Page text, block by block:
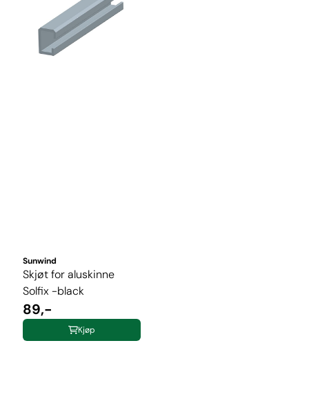
Sunwind
Skjøt for aluskinne
Solfix -black
89,-
Kjøp